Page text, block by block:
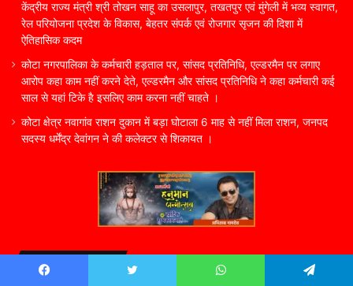
केंद्रीय राज्य मंत्री श्री तोखन साहू का उसलापुर, तखतपुर एवं मुंगेली में भव्य स्वागत,
रेल परियोजना प्रदेश के विकास, बेहतर संपर्क एवं रोजगार सृजन की दिशा में
ऐतिहासिक कदम
कोटा नगरपालिका के कर्मचारी हड़ताल पर, सांसद प्रतिनिधि, एल्डरमैन पर लगाए
आरोप कहा काम नहीं करने देते, एल्डरमैन और सांसद प्रतिनिधि ने कहा कर्मचारी कई
साल से यहां टिके है इसलिए काम करना नहीं चाहते ।
कोटा क्षेत्र नवागांव राशन दुकान में बड़ा घोटाला 6 माह से नहीं मिला राशन, जनपद
सदस्य धर्मेंद्र देवांगन ने की कलेक्टर से शिकायत ।
Recent Posts